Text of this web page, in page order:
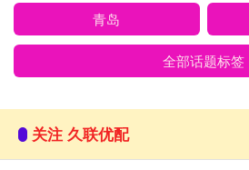
青岛
全部话题标签
关注 久联优配